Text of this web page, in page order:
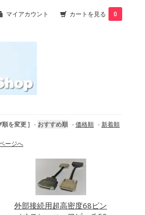
マイアカウント カートを見る 0
順を変更 ] - おすすめ順 -価格順 -新着順
ージへ
外部接続用超高密度68ピン